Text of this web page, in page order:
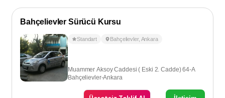
Bahçelievler Sürücü Kursu
Standart Bahçelievler, Ankara
Muammer Aksoy Caddesi ( Eski 2. Cadde) 64-A
Bahçelievler-Ankara